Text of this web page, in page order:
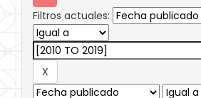
Filtros actuales: